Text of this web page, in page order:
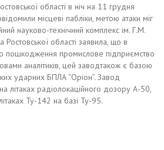
області в ніч на 11 грудня
місцеві пабліки, метою атаки міг
науково-технічний комплекс ім. Г.М.
області заявила, що в
пошкодження промислове підприємство
аналітиків, цей заводтакож є базою
ударних БПЛА “Оріон”. Завод
літаках радіолокаційного дозору А-50,
Ту-142 на базі Ту-95.